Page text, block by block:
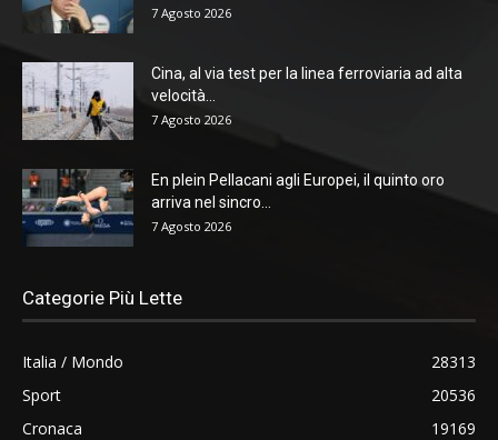
7 Agosto 2026
Cina, al via test per la linea ferroviaria ad alta
velocità...
7 Agosto 2026
En plein Pellacani agli Europei, il quinto oro
arriva nel sincro...
7 Agosto 2026
Categorie Più Lette
Italia / Mondo
28313
Sport
20536
Cronaca
19169